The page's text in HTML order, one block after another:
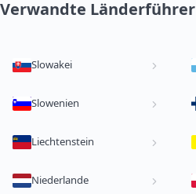
Verwandte Länderführer
Slowakei
Slowenien
Liechtenstein
Niederlande